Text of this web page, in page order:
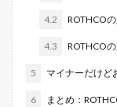
4.2 ROTHCO
4.3 ROTHCO
5 マイナーだけど
6 まとめ：